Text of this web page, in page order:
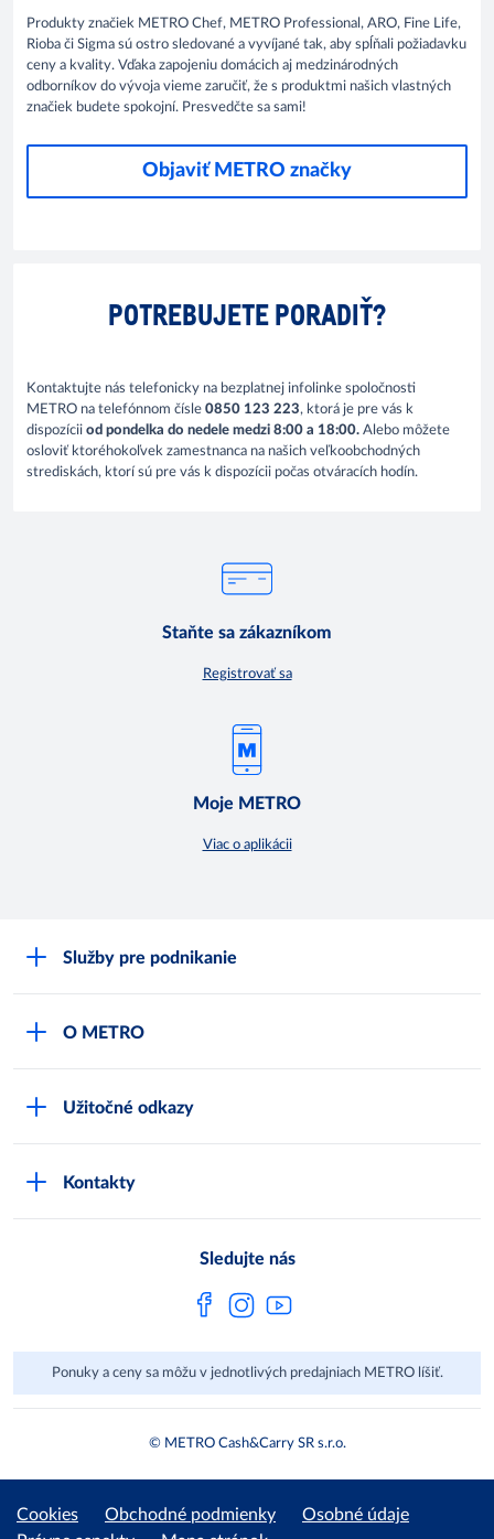
Produkty značiek METRO Chef, METRO Professional, ARO, Fine Life,
Rioba či Sigma​ sú ostro sledované a vyvíjané tak, aby spĺňali požiadavku
ceny a kvality. Vďaka zapojeniu domácich aj medzinárodných
odborníkov do vývoja vieme zaručiť, že s produktmi našich vlastných
značiek budete spokojní. Presvedčte sa sami!
Objaviť METRO značky
POTREBUJETE PORADIŤ?
Kontaktujte nás telefonicky na bezplatnej infolinke spoločnosti
METRO na telefónnom čísle 0850 123 223, ktorá je pre vás k
dispozícii od pondelka do nedele medzi 8:00 a 18:00. Alebo môžete
osloviť ktoréhokoľvek zamestnanca na našich veľkoobchodných
strediskách, ktorí sú pre vás k dispozícii počas otváracích hodín.
Staňte sa zákazníkom
Registrovať sa
Moje METRO
Viac o aplikácii
Služby pre podnikanie
Track & trace
O METRO
Užitočné odkazy
Kontakty
Sledujte nás
Ponuky a ceny sa môžu v jednotlivých predajniach METRO líšiť.
© METRO Cash&Carry SR s.r.o.
Cookies Obchodné podmienky
Osobné údaje